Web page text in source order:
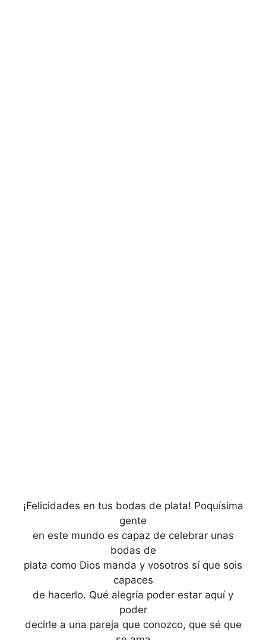
¡Felicidades en tus bodas de plata! Poquísima
gente
en este mundo es capaz de celebrar unas
bodas de
plata como Dios manda y vosotros sí que sois
capaces
de hacerlo. Qué alegría poder estar aquí y
poder
decirle a una pareja que conozco, que sé que